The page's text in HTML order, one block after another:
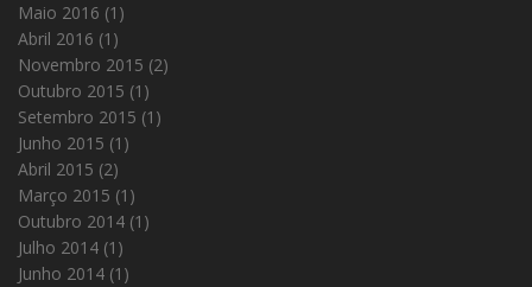
Maio 2016 (1)
Abril 2016 (1)
Novembro 2015 (2)
Outubro 2015 (1)
Setembro 2015 (1)
Junho 2015 (1)
Abril 2015 (2)
Março 2015 (1)
Outubro 2014 (1)
Julho 2014 (1)
Junho 2014 (1)